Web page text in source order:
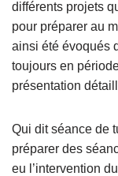
différents projets
pour préparer au
ainsi été évoqués
toujours en
présentation
Qui dit séance de
préparer des
eu l’intervention